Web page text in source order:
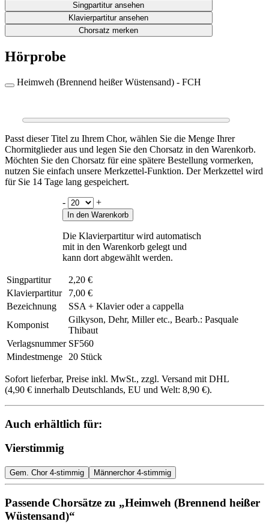
Singpartitur ansehen
Klavierpartitur ansehen
Chorsatz merken
Hörprobe
Heimweh (Brennend heißer Wüstensand) - FCH
Passt dieser Titel zu Ihrem Chor, wählen Sie die Menge Ihrer
Chormitglieder aus und legen Sie den Chorsatz in den Warenkorb.
Möchten Sie den Chorsatz für eine spätere Bestellung vormerken,
nutzen Sie einfach unsere Merkzettel-Funktion. Der Merkzettel wird
für Sie 14 Tage lang gespeichert.
-
+
In den Warenkorb
Die Klavierpartitur wird automatisch
mit in den Warenkorb gelegt und
kann dort abgewählt werden.
Singpartitur
2,20 €
Klavierpartitur
7,00 €
Bezeichnung
SSA + Klavier oder a cappella
Komponist
Gilkyson, Dehr, Miller etc., Bearb.: Pasquale
Thibaut
Verlagsnummer SF560
Mindestmenge
20 Stück
Sofort lieferbar, Preise inkl. MwSt., zzgl. Versand mit DHL
(4,90 € innerhalb Deutschlands, EU und Welt: 8,90 €).
Auch erhältlich für:
Vierstimmig
Gem. Chor 4-stimmig Männerchor 4-stimmig
Passende Chorsätze zu „Heimweh (Brennend heißer
Wüstensand)“